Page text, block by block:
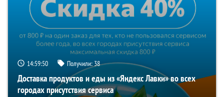
14:59:49 Получили:38
Доставка продуктов и еды из «Яндекс Лавки» во всех
городах присутствия сервиса